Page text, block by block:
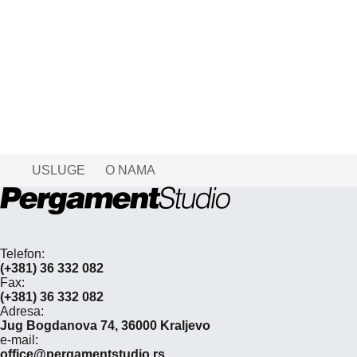
USLUGE O NAMA
Telefon:
(+381) 36 332 082
Fax:
(+381) 36 332 082
Adresa:
Jug Bogdanova 74, 36000 Kraljevo
e-mail:
office@pergamentstudio.rs